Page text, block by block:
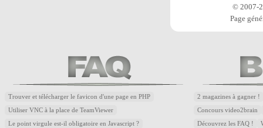
© 2007-
Page
Trouver et télécharger le favicon d'une page en PHP
Utiliser VNC à la place de TeamViewer
Le point virgule est-il obligatoire en Javascript ?
2 magazines à gagner !
Concours video2brain
Découvrez les FAQ !